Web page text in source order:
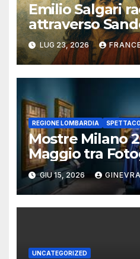
Emilio Salgari
attraverso
(seconda ed
LUG 23, 2026
REGIONE LOMBARDIA
Mostre Milano
Maggio tra
e Installazioni
GIU 15, 2026
UNCATEGORIZED